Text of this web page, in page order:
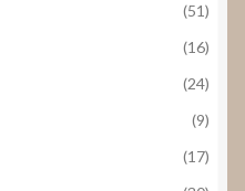
(51)
(16)
(24)
(9)
(17)